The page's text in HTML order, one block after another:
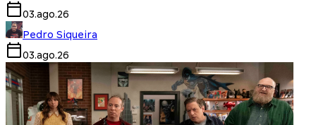
03.ago.26
Pedro Siqueira
03.ago.26